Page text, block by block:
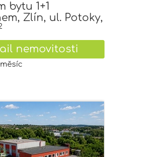
bytu 1+1
Zlín, ul. Potoky,
nemovitosti